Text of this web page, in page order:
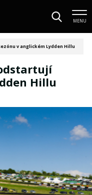
MENU
v anglickém Lydden Hillu
Hillu